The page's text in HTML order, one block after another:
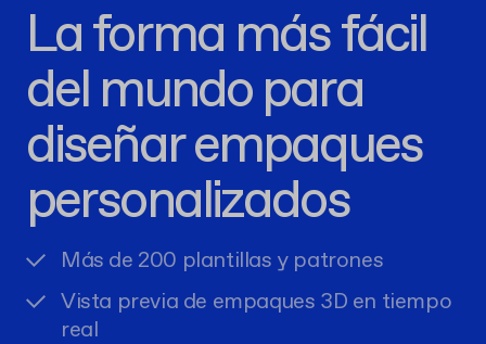
La forma más fácil
del mundo para
diseñar empaques
personalizados
Más de 200 plantillas y patrones
Vista previa de empaques 3D en tiempo
real